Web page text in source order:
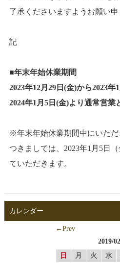
了承くださいますようお願い申
記
■年末年始休業期間
2023年12月29日(金)から2023年
2024年1月5日(金)より通常営業
※年末年始休業期間中にいた
つきましては、2023年1月5日
ていただきます。
カレンダー
←Prev
2019/02
日
月 火 水